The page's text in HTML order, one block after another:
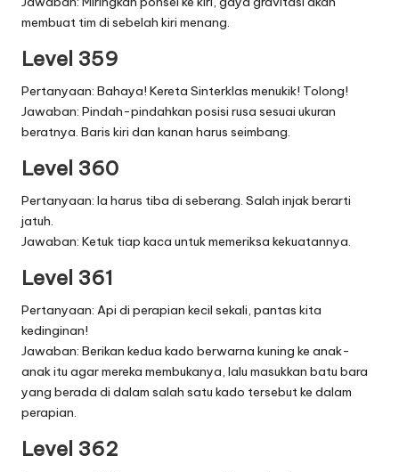
membuat tim di sebelah kiri menang.
Level 359
Pertanyaan: Bahaya! Kereta Sinterklas menukik! Tolong!
Jawaban: Pindah-pindahkan posisi rusa sesuai ukuran
beratnya. Baris kiri dan kanan harus seimbang.
Level 360
Pertanyaan: Ia harus tiba di seberang. Salah injak berarti
jatuh.
Jawaban: Ketuk tiap kaca untuk memeriksa kekuatannya.
Level 361
Pertanyaan: Api di perapian kecil sekali, pantas kita
kedinginan!
Jawaban: Berikan kedua kado berwarna kuning ke anak-
anak itu agar mereka membukanya, lalu masukkan batu bara
yang berada di dalam salah satu kado tersebut ke dalam
perapian.
Level 362